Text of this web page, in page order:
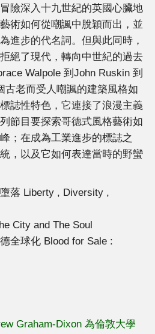
險深入十九世紀的英國心臟地
術如何從嘲諷中脫穎而出，並
進步的代名詞。但與此同時，
絕了現代，轉向中世紀的過去
Walpole 到John Ruskin 到
古老而受人嘲諷的建築風格如
誌性特色，它連接了浪漫主義
節目要探索哥德式風格藝術如
；在成為工業進步的標誌之
，以及它如何表達當時的野蠻
落 Liberty , Diversity ,
City and The Soul
全球化 Blood for Sale :
Graham-Dixon 為倫敦大學